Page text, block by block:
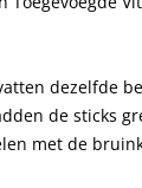
dezelfde
de sticks
met de